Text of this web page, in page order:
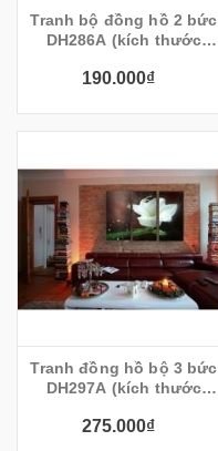
Tranh bộ đồng hồ 2 bức
DH286A (kích thước
190.000₫
Tranh đồng hồ bộ 3 bức
DH297A (kích thước
275.000₫